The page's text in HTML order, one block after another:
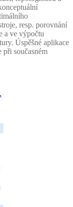
resp. porovnání
a ve výpočtu
Úspěšné aplikace
při současném